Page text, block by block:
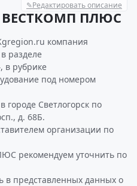
✎Редактировать описание
ВЕСТКОМП ПЛЮС
компания
разделе
в рубрике
под номером
Светлогорск по
д. 68Б.
организации по
рекомендуем уточнить по
в представленных данных о